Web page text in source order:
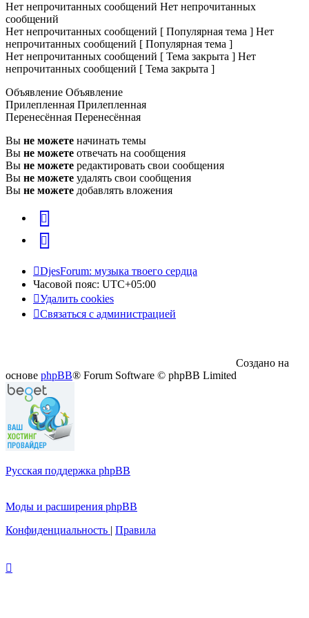
Нет непрочитанных сообщений Нет непрочитанных
сообщений
Нет непрочитанных сообщений [ Популярная тема ] Нет
непрочитанных сообщений [ Популярная тема ]
Нет непрочитанных сообщений [ Тема закрыта ] Нет
непрочитанных сообщений [ Тема закрыта ]
Объявление Объявление
Прилепленная Прилепленная
Перенесённая Перенесённая
Вы не можете начинать темы
Вы не можете отвечать на сообщения
Вы не можете редактировать свои сообщения
Вы не можете удалять свои сообщения
Вы не можете добавлять вложения
vk
Telegram
DjesForum: музыка твоего сердца
Часовой пояс: UTC+05:00
Удалить cookies
Связаться с администрацией
Создано на
основе phpBB® Forum Software © phpBB Limited
Русская поддержка phpBB
Моды и расширения phpBB
Конфиденциальность | Правила